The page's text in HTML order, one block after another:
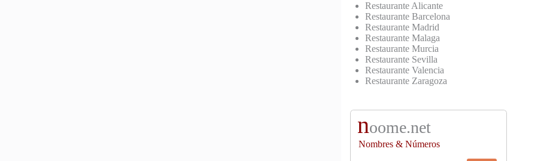
Restaurante Alicante
Restaurante Barcelona
Restaurante Madrid
Restaurante Malaga
Restaurante Murcia
Restaurante Sevilla
Restaurante Valencia
Restaurante Zaragoza
noome.net
Nombres & Números